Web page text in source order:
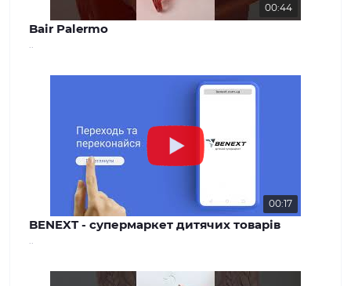
00:44
Bair Palermo
00:17
BENEXT - супермаркет дитячих товарів